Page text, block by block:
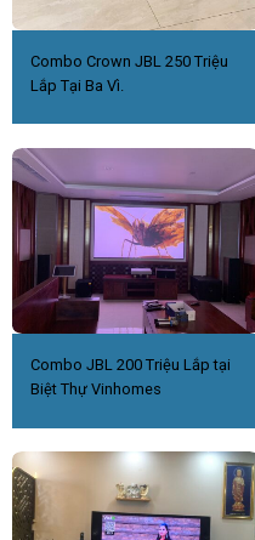
Combo Crown JBL 250 Triệu
Lắp Tại Ba Vì.
Combo JBL 200 Triệu Lắp tại
Biệt Thự Vinhomes